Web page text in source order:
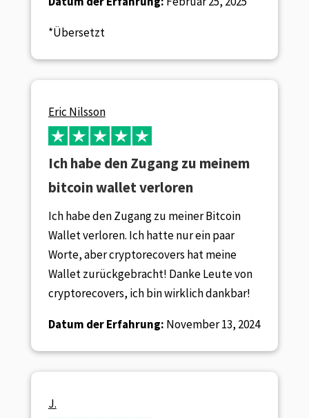
*Übersetzt
Eric Nilsson
Ich habe den Zugang zu meinem
bitcoin wallet verloren
Ich habe den Zugang zu meiner Bitcoin
Wallet verloren. Ich hatte nur ein paar
Worte, aber cryptorecovers hat meine
Wallet zurückgebracht! Danke Leute von
cryptorecovers, ich bin wirklich dankbar!
Datum der Erfahrung: November 13, 2024
J.